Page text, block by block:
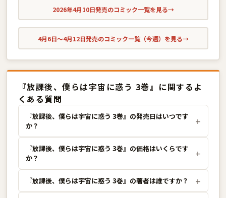
2026年4月10日発売のコミック一覧を見る→
4月6日〜4月12日発売のコミック一覧（今週）を見る→
『放課後、僕らは宇宙に惑う 3巻』に関するよ
くある質問
『放課後、僕らは宇宙に惑う 3巻』の発売日はいつです
か？
『放課後、僕らは宇宙に惑う 3巻』の価格はいくらです
か？
『放課後、僕らは宇宙に惑う 3巻』の著者は誰ですか？